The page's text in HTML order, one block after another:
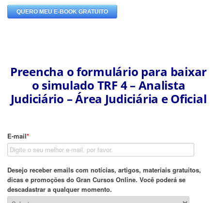
Preencha o formulário para baixar
o simulado TRF 4 – Analista
Judiciário – Área Judiciária e Oficial